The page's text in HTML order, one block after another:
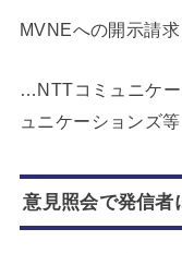
MVNEへの開示請求
…NTTコミュニケー
ュニケーションズ等
意見照会で発信者